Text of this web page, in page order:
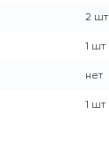
2 шт
1 шт
нет
1 шт